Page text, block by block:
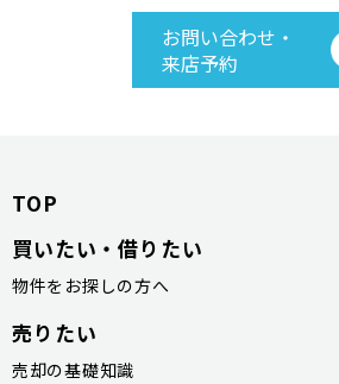
お問い合わせ・
来店予約
TOP
買いたい・借りたい
物件をお探しの方へ
売りたい
売却の基礎知識